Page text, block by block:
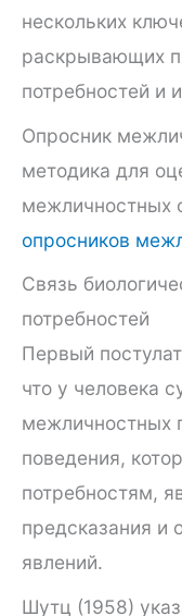
нескольких
раскрывающих
потребностей и
Опросник
методика для
межличностных
опросников
Связь
потребностей
Первый
что у человека
межличностных
поведения,
потребностям,
предсказания и
явлений.
Шутц (1958)